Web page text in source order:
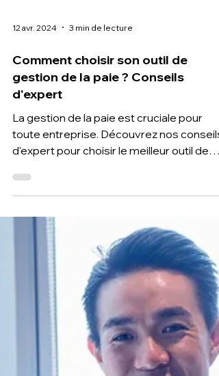
12 avr. 2024 3 min de lecture
Comment choisir son outil de
d'expert
La gestion de la paie est cruciale pour
d'expert pour choisir le meilleur outil de
gestion de la pa